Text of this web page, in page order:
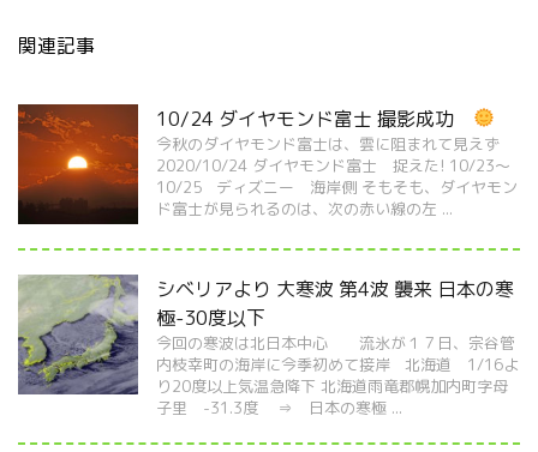
関連記事
10/24 ダイヤモンド富士 撮影成功
今秋のダイヤモンド富士は、雲に阻まれて見えず
2020/10/24 ダイヤモンド富士 捉えた! 10/23～
10/25 ディズニー 海岸側 そもそも、ダイヤモン
ド富士が見られるのは、次の赤い線の左 ...
シベリアより 大寒波 第4波 襲来 日本の寒
極-30度以下
今回の寒波は北日本中心 流氷が１７日、宗谷管
内枝幸町の海岸に今季初めて接岸 北海道 1/16よ
り20度以上気温急降下 北海道雨竜郡幌加内町字母
子里 -31.3度 ⇒ 日本の寒極 ...